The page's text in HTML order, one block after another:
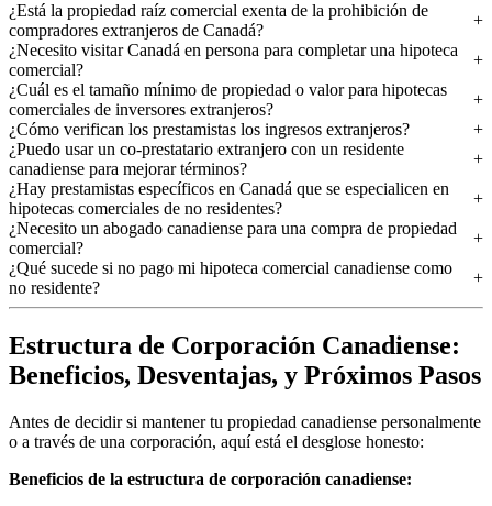
¿Está la propiedad raíz comercial exenta de la prohibición de
compradores extranjeros de Canadá?
¿Necesito visitar Canadá en persona para completar una hipoteca
comercial?
¿Cuál es el tamaño mínimo de propiedad o valor para hipotecas
comerciales de inversores extranjeros?
¿Cómo verifican los prestamistas los ingresos extranjeros?
¿Puedo usar un co-prestatario extranjero con un residente
canadiense para mejorar términos?
¿Hay prestamistas específicos en Canadá que se especialicen en
hipotecas comerciales de no residentes?
¿Necesito un abogado canadiense para una compra de propiedad
comercial?
¿Qué sucede si no pago mi hipoteca comercial canadiense como
no residente?
Estructura de Corporación Canadiense:
Beneficios, Desventajas, y Próximos Pasos
Antes de decidir si mantener tu propiedad canadiense personalmente
o a través de una corporación, aquí está el desglose honesto:
Beneficios de la estructura de corporación canadiense: